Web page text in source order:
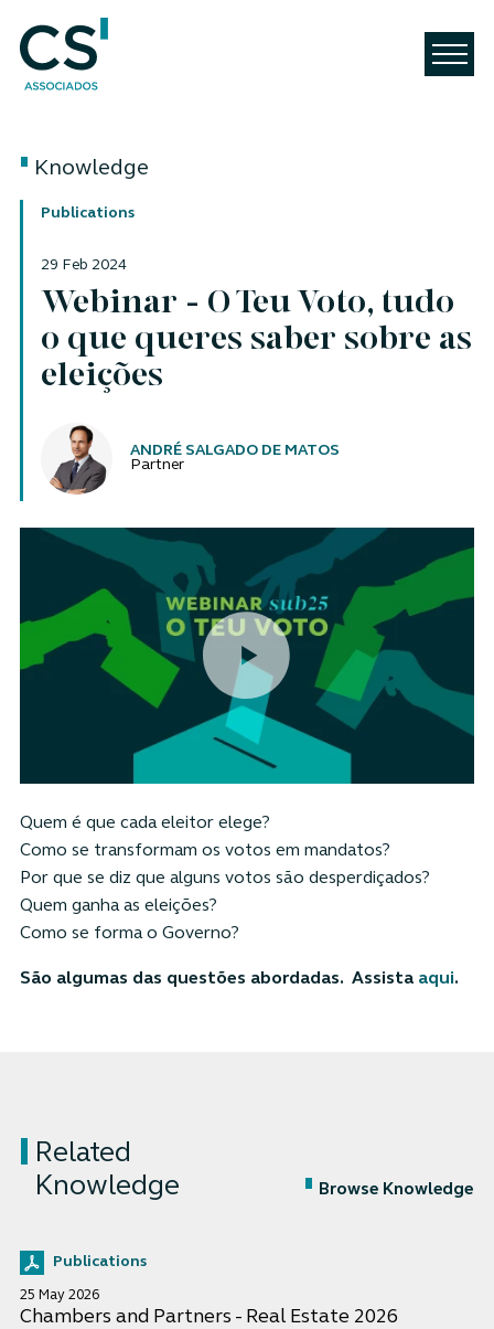
Knowledge
Publications
29 Feb 2024
Webinar - O Teu Voto, tudo
o que queres saber sobre as
eleições
Authors
ANDRÉ SALGADO DE MATOS
Partner
Quem é que cada eleitor elege?
Como se transformam os votos em mandatos?
Por que se diz que alguns votos são desperdiçados?
Quem ganha as eleições?
Como se forma o Governo?
São algumas das questões abordadas. Assista aqui.
Related
Knowledge
Browse Knowledge
Publications
25 May 2026
Chambers and Partners - Real Estate 2026